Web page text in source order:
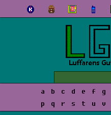
a b c d e f g
p
q r s t u v